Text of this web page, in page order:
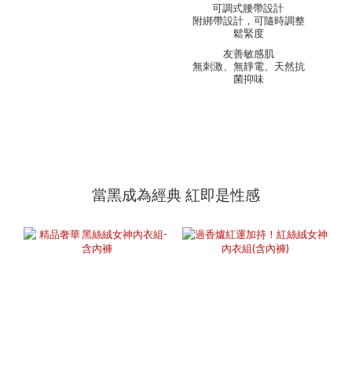
可調式腰帶設計
附綁帶設計，可隨時調整
鬆緊度
友善敏感肌
無刺激、無靜電、天然抗
菌抑味
當黑成為經典 紅即是性感